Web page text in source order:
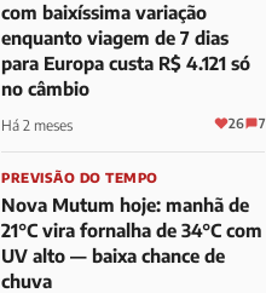
com baixíssima variação
enquanto viagem de 7 dias
para Europa custa R$ 4.121 só
no câmbio
Há 2 meses 26 7
PREVISÃO DO TEMPO
Nova Mutum hoje: manhã de
21°C vira fornalha de 34°C com
UV alto — baixa chance de
chuva